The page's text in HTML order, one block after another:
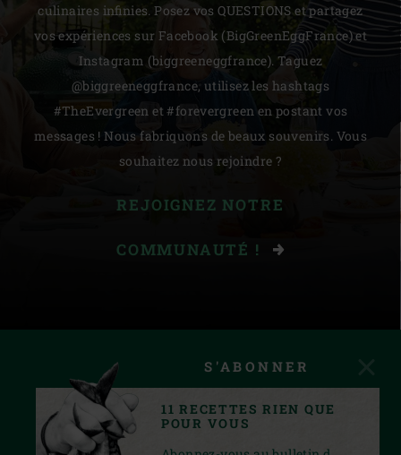
culinaires infinies. Posez vos QUESTIONS et partagez
vos expériences sur Facebook (BigGreenEggFrance) et
Instagram (biggreeneggfrance). Taguez
@biggreeneggfrance, utilisez les hashtags
#TheEvergreen et #forevergreen en postant vos
messages ! Nous fabriquons de beaux souvenirs. Vous
souhaitez nous rejoindre ?
REJOIGNEZ NOTRE
COMMUNAUTÉ !
S'ABONNER
11 RECETTES RIEN QUE
POUR VOUS